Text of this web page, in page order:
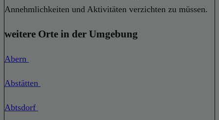
Annehmlichkeiten und Aktivitäten verzichten zu müssen.
weitere Orte in der Umgebung
Abern
Abstätten
Abtsdorf